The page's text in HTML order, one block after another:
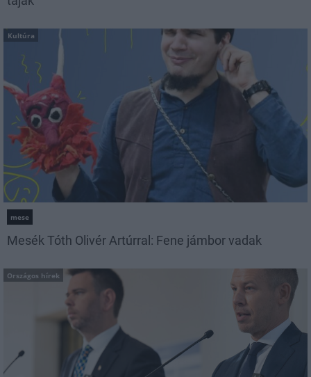
Kultúra
mese
Mesék Tóth Olivér Artúrral: Fene jámbor vadak
Országos hírek